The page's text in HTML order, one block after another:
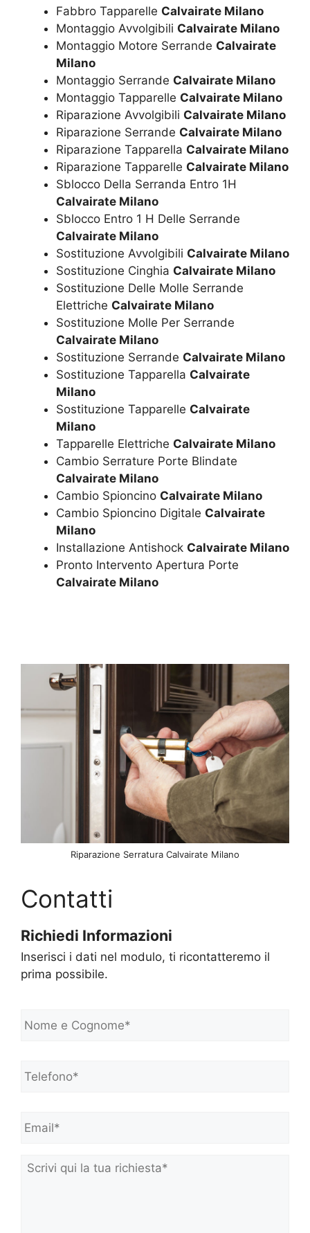
Fabbro Tapparelle Calvairate Milano
Montaggio Avvolgibili Calvairate Milano
Montaggio Motore Serrande Calvairate
Milano
Montaggio Serrande Calvairate Milano
Montaggio Tapparelle Calvairate Milano
Riparazione Avvolgibili Calvairate Milano
Riparazione Serrande Calvairate Milano
Riparazione Tapparella Calvairate Milano
Riparazione Tapparelle Calvairate Milano
Sblocco Della Serranda Entro 1H
Calvairate Milano
Sblocco Entro 1 H Delle Serrande
Calvairate Milano
Sostituzione Avvolgibili Calvairate Milano
Sostituzione Cinghia Calvairate Milano
Sostituzione Delle Molle Serrande
Elettriche Calvairate Milano
Sostituzione Molle Per Serrande
Calvairate Milano
Sostituzione Serrande Calvairate Milano
Sostituzione Tapparella Calvairate
Milano
Sostituzione Tapparelle Calvairate
Milano
Tapparelle Elettriche Calvairate Milano
Cambio Serrature Porte Blindate
Calvairate Milano
Cambio Spioncino Calvairate Milano
Cambio Spioncino Digitale Calvairate
Milano
Installazione Antishock Calvairate Milano
Pronto Intervento Apertura Porte
Calvairate Milano
Riparazione Serratura Calvairate Milano
Contatti
Richiedi Informazioni
Inserisci i dati nel modulo, ti ricontatteremo il
prima possibile.
o
e
C
n
m
Scrivi
qui